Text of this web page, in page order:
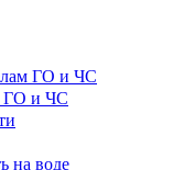
ГО и ЧС
ГО и ЧС
на воде